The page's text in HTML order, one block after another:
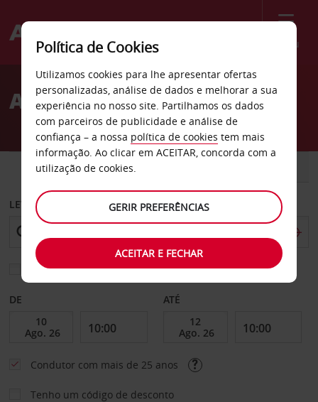
Menu
Welcome
AvisAluguer de carros Niles
CARRO
LEVANTAR EM
Escolher uma estação de devolução diferente
DE ATÉ
Condutor com mais de 25 anos
Tenho um código de desconto
Política de Cookies
Utilizamos cookies para lhe apresentar ofertas
personalizadas, análise de dados e melhorar a sua
experiência no nosso site. Partilhamos os dados
com parceiros de publicidade e análise de
confiança – a nossa política de cookies tem mais
informação. Ao clicar em ACEITAR, concorda com a
utilização de cookies.
GERIR PREFERÊNCIAS
ACEITAR E FECHAR